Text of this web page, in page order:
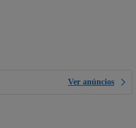
Ver anúncios